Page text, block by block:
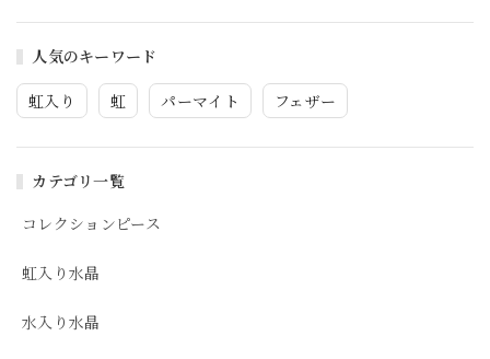
人気のキーワード
虹入り 虹 パーマイト フェザー
カテゴリ一覧
コレクションピース
虹入り水晶
水入り水晶